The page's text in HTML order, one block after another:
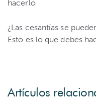
hacerlo
¿Las cesantías se
Esto es lo que debes
Artículos